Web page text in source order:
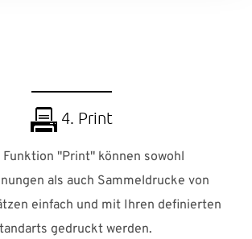
4. Print
"Print" können sowohl
als auch Sammeldrucke von
einfach und mit Ihren definierten
gedruckt werden.